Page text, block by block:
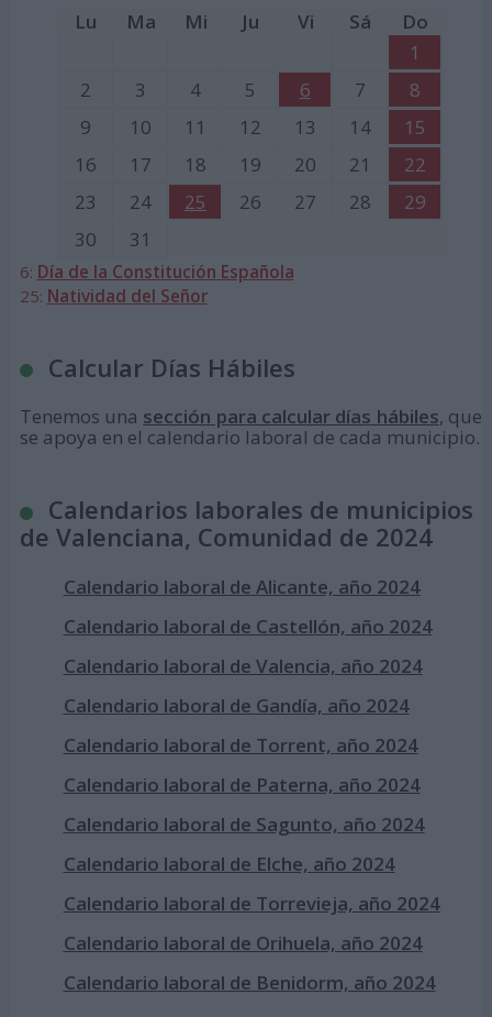
Lu Ma Mi Ju Vi Sá
Do
1
2
3 4 5 6 7
8
9
10 11 12 13 14
15
16
17 18 19 20 21
22
23
24 25 26 27 28
29
30
31
6: Día de la Constitución Española
25: Natividad del Señor
Calcular Días Hábiles
Tenemos una sección para calcular días hábiles, que
se apoya en el calendario laboral de cada municipio.
Calendarios laborales de municipios
de Valenciana, Comunidad de 2024
Calendario laboral de Alicante, año 2024
Calendario laboral de Castellón, año 2024
Calendario laboral de Valencia, año 2024
Calendario laboral de Gandía, año 2024
Calendario laboral de Torrent, año 2024
Calendario laboral de Paterna, año 2024
Calendario laboral de Sagunto, año 2024
Calendario laboral de Elche, año 2024
Calendario laboral de Torrevieja, año 2024
Calendario laboral de Orihuela, año 2024
Calendario laboral de Benidorm, año 2024